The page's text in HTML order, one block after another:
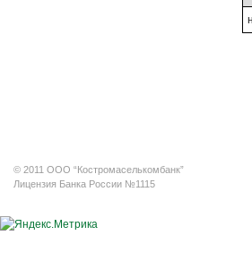
© 2011 ООО “Костромаселькомбанк”
Лицензия Банка России №1115